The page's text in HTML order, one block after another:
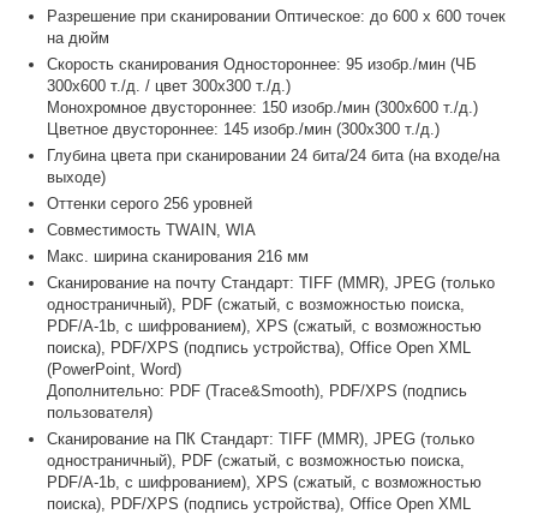
Разрешение при сканировании Оптическое: до 600 x 600 точек
на дюйм
Скорость сканирования Одностороннее: 95 изобр./мин (ЧБ
300x600 т./д. / цвет 300x300 т./д.)
Монохромное двустороннее: 150 изобр./мин (300x600 т./д.)
Цветное двустороннее: 145 изобр./мин (300x300 т./д.)
Глубина цвета при сканировании 24 бита/24 бита (на входе/на
выходе)
Оттенки серого 256 уровней
Совместимость TWAIN, WIA
Макс. ширина сканирования 216 мм
Сканирование на почту Стандарт: TIFF (MMR), JPEG (только
одностраничный), PDF (сжатый, с возможностью поиска,
PDF/A-1b, с шифрованием), XPS (сжатый, с возможностью
поиска), PDF/XPS (подпись устройства), Office Open XML
(PowerPoint, Word)
Дополнительно: PDF (Trace&Smooth), PDF/XPS (подпись
пользователя)
Сканирование на ПК Стандарт: TIFF (MMR), JPEG (только
одностраничный), PDF (сжатый, с возможностью поиска,
PDF/A-1b, с шифрованием), XPS (сжатый, с возможностью
поиска), PDF/XPS (подпись устройства), Office Open XML